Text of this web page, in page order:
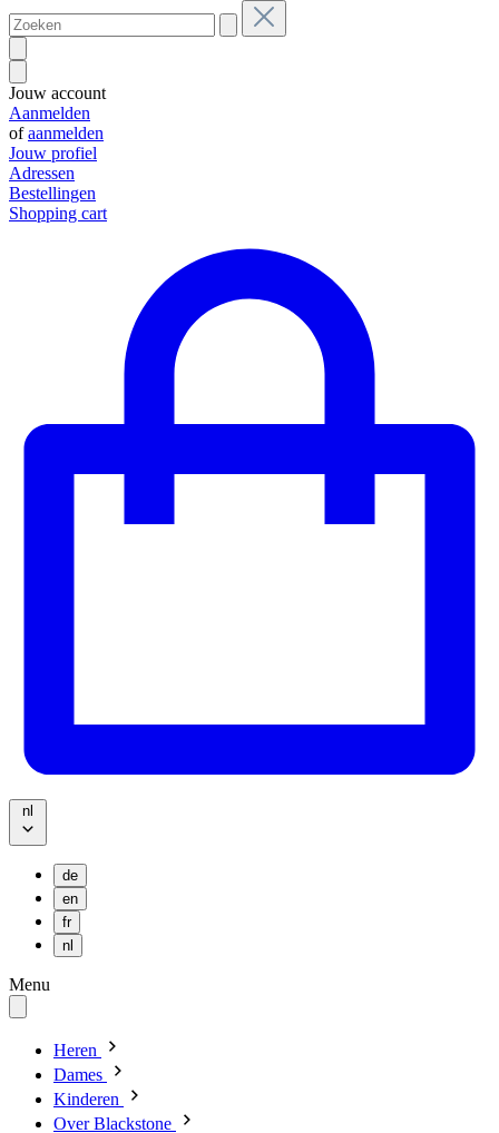
Jouw account
Aanmelden
ofaanmelden
Jouw profiel
Adressen
Bestellingen
Shopping cart
nl
de
en
fr
nl
Menu
Heren
Dames
Kinderen
Over Blackstone